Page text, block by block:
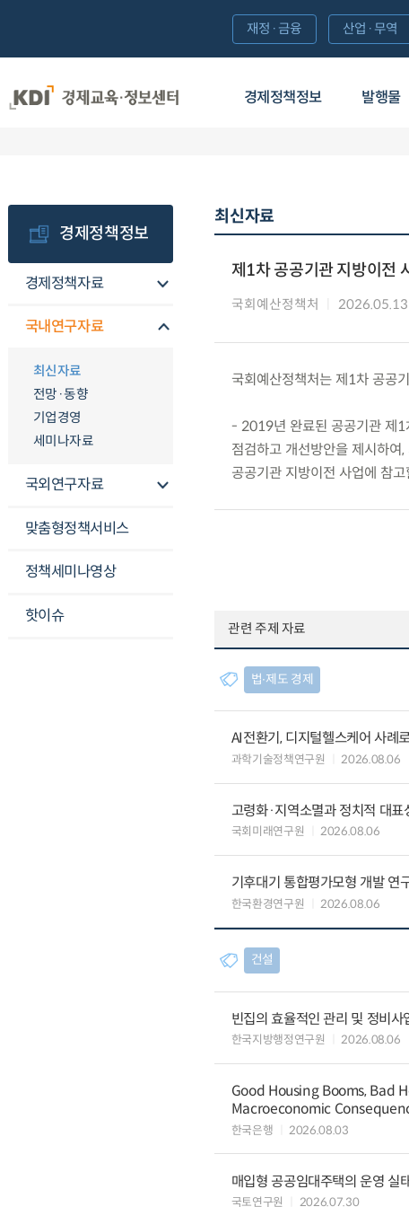
경제정책정보 발행물
재정·금융 산업·무역
경제정책정보
경제정책자료
국내연구자료
최신자료
전망·동향
기업경영
세미나자료
국외연구자료
맞춤형정책서비스
정책세미나영상
핫이슈
최신자료
제1차 공공기관 지방이전
국회예산정책처 2026.05.13
국회예산정책처는 제1차 공공
- 2019년 완료된 공공기관 제1
점검하고 개선방안을 제시하여
공공기관 지방이전 사업에 참
관련 주제 자료
법∙제도 경제
AI전환기, 디지털헬스케어 사례
과학기술정책연구원 2026.08.06
고령화·지역소멸과 정치적 대표
국회미래연구원 2026.08.06
기후대기 통합평가모형 개발
한국환경연구원 2026.08.06
건설
빈집의 효율적인 관리 및 정비사
한국지방행정연구원 2026.08.06
Good Housing Booms, Bad
Macroeconomic
한국은행 2026.08.03
매입형 공공임대주택의 운영 실
국토연구원 2026.07.30